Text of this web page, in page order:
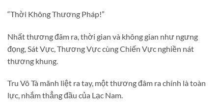
“Thời Không Thương Pháp!”
Nhất thương đâm ra, thời gian và không gian như ngưng
đọng, Sát Vực, Thương Vực cùng Chiến Vực nghiền nát
thương khung.
Tru Vô Tà mãnh liệt ra tay, một thương đâm ra chính là toàn
lực, nhắm thẳng đầu của Lạc Nam.